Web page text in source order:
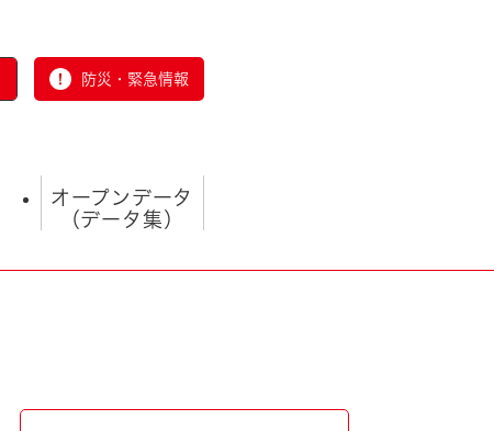
防災・緊急情報
オープンデータ
（データ集）